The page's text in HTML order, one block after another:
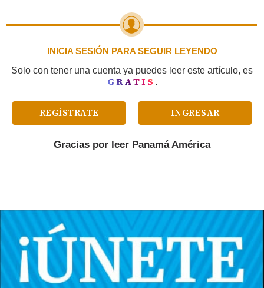
INICIA SESIÓN PARA SEGUIR LEYENDO
Solo con tener una cuenta ya puedes leer este artículo, es
GRATIS .
REGÍSTRATE INGRESAR
Gracias por leer Panamá América